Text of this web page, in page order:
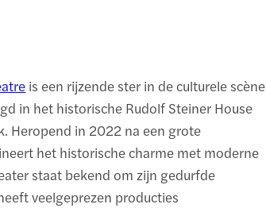
is een rijzende ster in de culturele scène
in het historische Rudolf Steiner House
Heropend in 2022 na een grote
het historische charme met moderne
staat bekend om zijn gedurfde
veelgeprezen producties